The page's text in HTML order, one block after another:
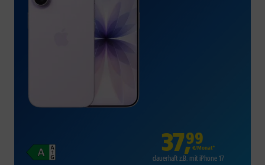
37,99
€/Monat*
dauerhaft z.B. mit iPhone 17